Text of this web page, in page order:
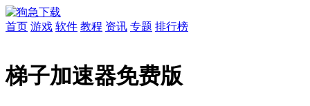
首页 游戏 软件 教程 资讯 专题 排行榜
梯子加速器免费版